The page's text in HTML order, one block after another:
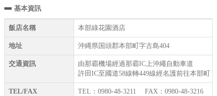
基本資訊
飯店名稱 本部綠花園酒店
地址 沖縄県国頭郡本部町字古島404
交通資訊
由那霸機場經過那霸IC上沖繩自動車道
許田IC至國道58線轉449線經名護前往本部町
TEL/FAX TEL：0980-48-3211 FAX：0980-48-3216